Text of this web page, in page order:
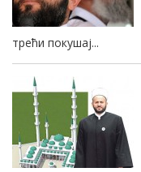
трећи покушај...